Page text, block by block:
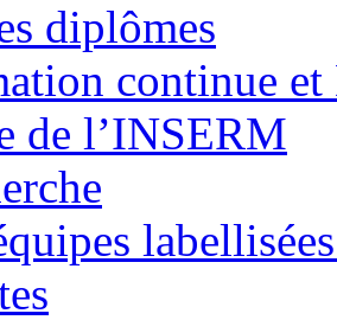
diplômes
continue et
de l’INSERM